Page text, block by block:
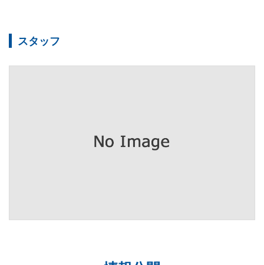
スタッフ